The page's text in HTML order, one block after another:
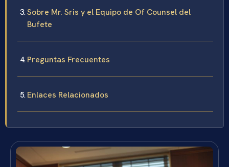
Sobre Mr. Sris y el Equipo de Of Counsel del
Bufete
Preguntas Frecuentes
Enlaces Relacionados